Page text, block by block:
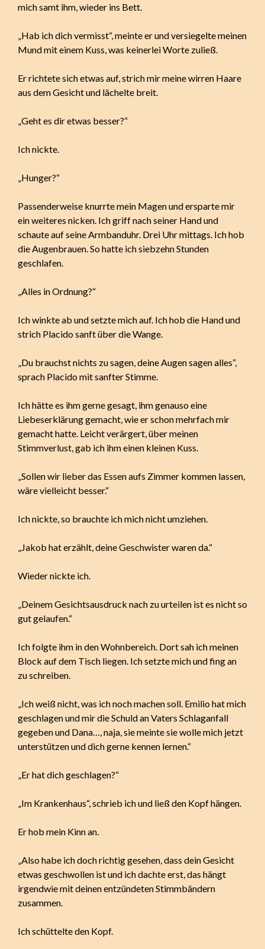
mich samt ihm, wieder ins Bett.
„Hab ich dich vermisst“, meinte er und versiegelte meinen
Mund mit einem Kuss, was keinerlei Worte zuließ.
Er richtete sich etwas auf, strich mir meine wirren Haare
aus dem Gesicht und lächelte breit.
„Geht es dir etwas besser?“
Ich nickte.
„Hunger?“
Passenderweise knurrte mein Magen und ersparte mir
ein weiteres nicken. Ich griff nach seiner Hand und
schaute auf seine Armbanduhr. Drei Uhr mittags. Ich hob
die Augenbrauen. So hatte ich siebzehn Stunden
geschlafen.
„Alles in Ordnung?“
Ich winkte ab und setzte mich auf. Ich hob die Hand und
strich Placido sanft über die Wange.
„Du brauchst nichts zu sagen, deine Augen sagen alles“,
sprach Placido mit sanfter Stimme.
Ich hätte es ihm gerne gesagt, ihm genauso eine
Liebeserklärung gemacht, wie er schon mehrfach mir
gemacht hatte. Leicht verärgert, über meinen
Stimmverlust, gab ich ihm einen kleinen Kuss.
„Sollen wir lieber das Essen aufs Zimmer kommen lassen,
wäre vielleicht besser.“
Ich nickte, so brauchte ich mich nicht umziehen.
„Jakob hat erzählt, deine Geschwister waren da.“
Wieder nickte ich.
„Deinem Gesichtsausdruck nach zu urteilen ist es nicht so
gut gelaufen.“
Ich folgte ihm in den Wohnbereich. Dort sah ich meinen
Block auf dem Tisch liegen. Ich setzte mich und fing an
zu schreiben.
„Ich weiß nicht, was ich noch machen soll. Emilio hat mich
geschlagen und mir die Schuld an Vaters Schlaganfall
gegeben und Dana…, naja, sie meinte sie wolle mich jetzt
unterstützen und dich gerne kennen lernen.“
„Er hat dich geschlagen?“
„Im Krankenhaus“, schrieb ich und ließ den Kopf hängen.
Er hob mein Kinn an.
„Also habe ich doch richtig gesehen, dass dein Gesicht
etwas geschwollen ist und ich dachte erst, das hängt
irgendwie mit deinen entzündeten Stimmbändern
zusammen.
Ich schüttelte den Kopf.